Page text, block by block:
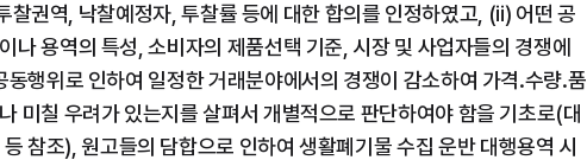
권역, 낙찰예정자, 투찰률 등에 대한 합의를 인정하였고, (ii) 어떤 공
나 용역의 특성, 소비자의 제품선택 기준, 시장 및 사업자들의 경쟁에
행위로 인하여 일정한 거래분야에서의 경쟁이 감소하여 가격․수량․품
미칠 우려가 있는지를 살펴서 개별적으로 판단하여야 함을 기초로(대
참조), 원고들의 담합으로 인하여 생활폐기물 수집 운반 대행용역 시